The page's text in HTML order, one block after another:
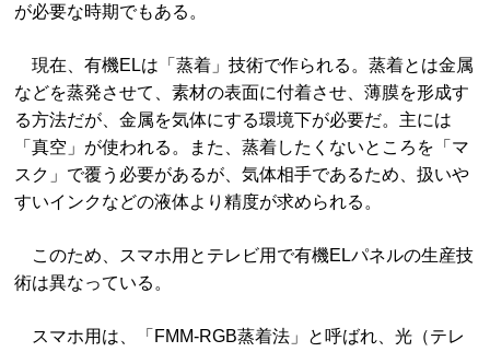
が必要な時期でもある。
現在、有機ELは「蒸着」技術で作られる。蒸着とは金属
などを蒸発させて、素材の表面に付着させ、薄膜を形成す
る方法だが、金属を気体にする環境下が必要だ。主には
「真空」が使われる。また、蒸着したくないところを「マ
スク」で覆う必要があるが、気体相手であるため、扱いや
すいインクなどの液体より精度が求められる。
このため、スマホ用とテレビ用で有機ELパネルの生産技
術は異なっている。
スマホ用は、「FMM-RGB蒸着法」と呼ばれ、光（テレ